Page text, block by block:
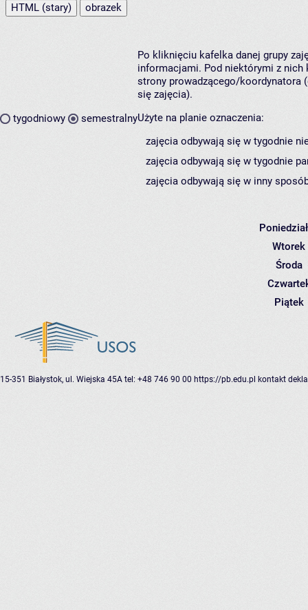
HTML (stary)
obrazek
tygodniowy semestralny
Po kliknięciu kafelka danej grupy
informacjami. Pod niektórymi z nich
strony prowadzącego/koordynatora
się zajęcia).
Użyte na planie oznaczenia:
zajęcia odbywają się w tygodnie
zajęcia odbywają się w tygodnie
zajęcia odbywają się w inny
Wtorek
Środa
Piątek
15-351 Białystok, ul. Wiejska 45A tel: +48 746 90 00 https://pb.edu.pl kontakt